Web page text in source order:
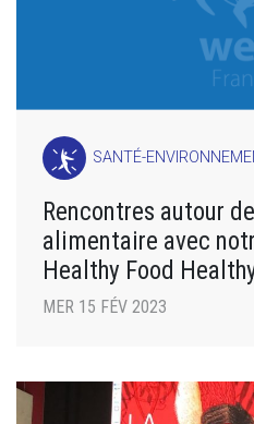
SANTÉ-
Rencontres autour
alimentaire avec
Healthy Food
MER 15 FÉV 2023